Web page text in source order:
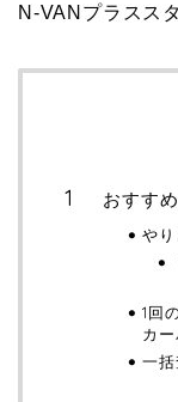
N-VANプラスス
おすす
やり
1回
カー
一括